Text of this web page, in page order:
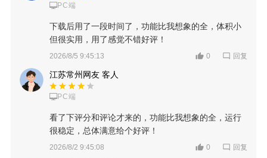
PC端
下载后用了一段时间了，功能比我想象的全，体积小
但很实用，用了感觉不错好评！
2026/8/5 9:45:13 0 回复
江苏常州网友 客人
PC端
看了下评分和评论才来的，功能比我想象的全，运行
很稳定，总体满意给个好评！
2026/8/2 9:45:08 0 回复